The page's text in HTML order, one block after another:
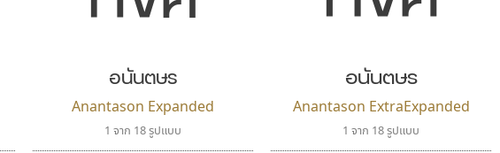
อนันตษร
Anantason Expanded
1 จาก 18 รูปแบบ
อนันตษร
Anantason ExtraExpanded
1 จาก 18 รูปแบบ